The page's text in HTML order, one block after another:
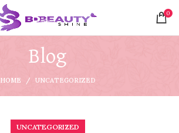
0
Blog
HOME UNCATEGORIZED
UNCATEGORIZED